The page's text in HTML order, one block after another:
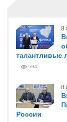
8
талантливые
594
8
России